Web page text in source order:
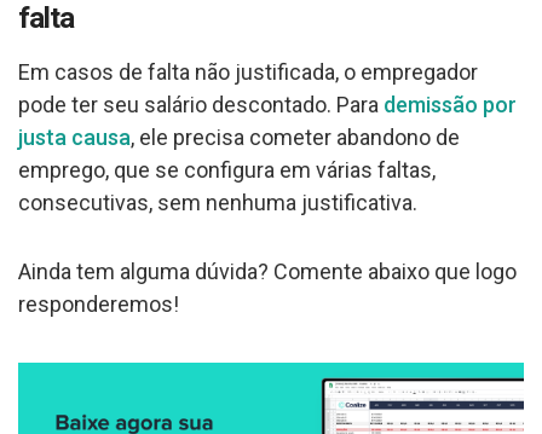
falta
Em casos de falta não justificada, o empregador
pode ter seu salário descontado. Para demissão por
justa causa, ele precisa cometer abandono de
emprego, que se configura em várias faltas,
consecutivas, sem nenhuma justificativa.
Ainda tem alguma dúvida? Comente abaixo que logo
responderemos!